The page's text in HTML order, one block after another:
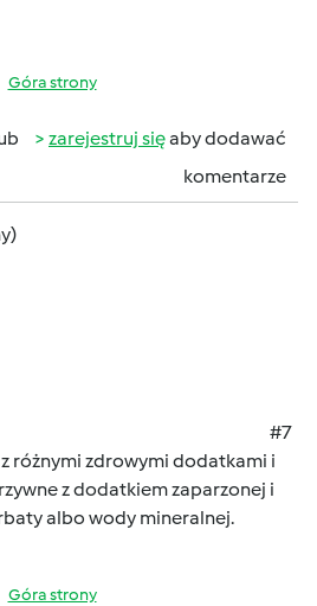
Góra strony
zarejestruj sięaby dodawać
komentarze
#7
różnymi zdrowymi dodatkami i
z dodatkiem zaparzonej i
albo wody mineralnej.
Góra strony